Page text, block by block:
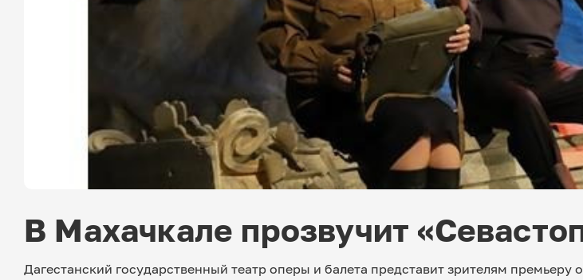
В Махачкале прозвучит
Дагестанский государственный театр оперы и балета представит зрителям